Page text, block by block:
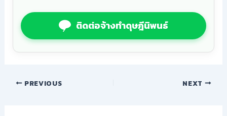
ติดต่อจ้างทำดุษฎีนิพนธ์
PREVIOUS NEXT